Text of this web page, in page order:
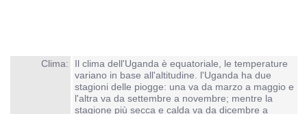
Clima:
Il clima dell'Uganda è equatoriale, le temperature
variano in base all'altitudine. l'Uganda ha due
stagioni delle piogge: una va da marzo a maggio e
l'altra va da settembre a novembre; mentre la
stagione più secca e calda va da dicembre a